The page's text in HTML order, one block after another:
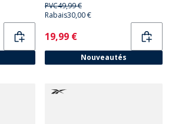
PVC49,99 €
Rabais30,00 €
Current
19,99 €
Nouveautés